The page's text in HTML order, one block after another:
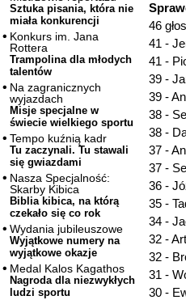
Sztuka pisania, która nie
miała konkurencji
Konkurs im. Jana
Rottera
Trampolina dla młodych
talentów
Na zagranicznych
wyjazdach
Misje specjalne w
świecie wielkiego sportu
Tempo kuźnią kadr
Tu zaczynali. Tu stawali
się gwiazdami
Nasza Specjalność:
Skarby Kibica
Biblia kibica, na którą
czekało się co rok
Wydania jubileuszowe
Wyjątkowe numery na
wyjątkowe okazje
Medal Kalos Kagathos
Nagroda dla niezwykłych
ludzi sportu
46
41 -
41 -
39 -
39 -
38 -
38 -
37 -
37 -
36 -
35 -
34 -
32 -
32 -
31 -
30 -